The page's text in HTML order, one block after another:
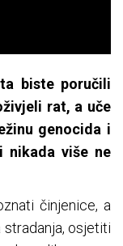
biste poručili
rat, a uče
genocida i
nikada više ne
činjenice, a
osjetiti